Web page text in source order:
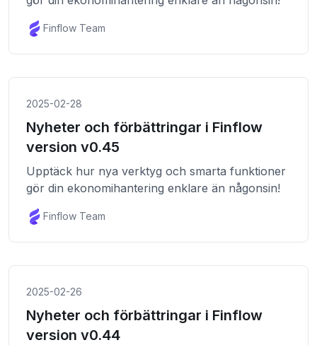
Finflow Team
2025-02-28
Nyheter och förbättringar i Finflow
version v0.45
Upptäck hur nya verktyg och smarta funktioner
gör din ekonomihantering enklare än någonsin!
Finflow Team
2025-02-26
Nyheter och förbättringar i Finflow
version v0.44